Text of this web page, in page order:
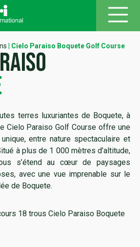
Cielo Paraiso Boquete Golf Course
terres luxuriantes de Boquete, à
Cielo Paraiso Golf Course offre une
entre nature spectaculaire et
à plus de 1 000 mètres d’altitude,
s’étend au cœur de paysages
avec une vue imprenable sur le
de Boquete.
18 trous Cielo Paraiso Boquete